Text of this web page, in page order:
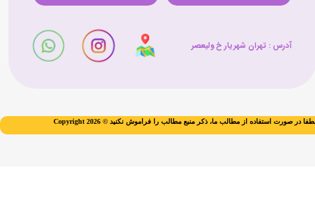
آدرس : تهران شهریار خ ولیعصر​​​​​​​